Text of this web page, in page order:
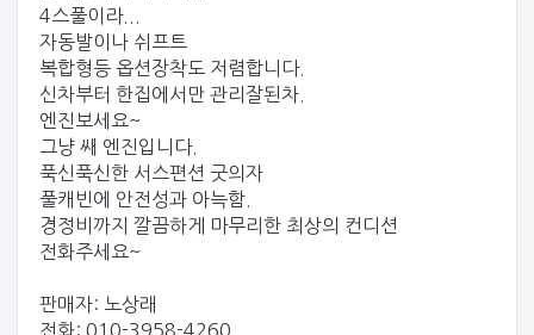
4스풀이라...
자동발이나 쉬프트
복합형등 옵션장착도 저렴합니다.
신차부터 한집에서만 관리잘된차.
엔진보세요~
그냥 쌔 엔진입니다.
푹신푹신한 서스편션 굿의자
풀캐빈에 안전성과 아늑함.
경정비까지 깔끔하게 마무리한 최상의 컨디션
전화주세요~
판매자: 노상래
전화: 010-3958-4260